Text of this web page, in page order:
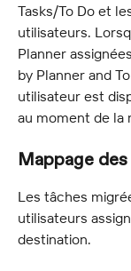
Tasks/To Do et
utilisateurs.
Planner
by Planner and
utilisateur est
au moment de la
Mappage
Les tâches
utilisateurs
destination.